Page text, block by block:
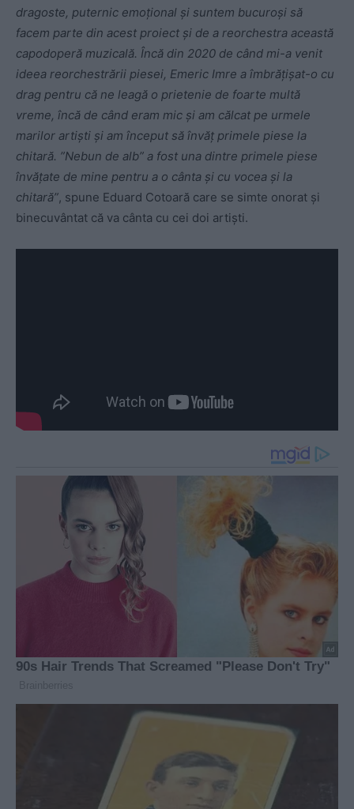
dragoste, puternic emoțional și suntem bucuroși să
facem parte din acest proiect și de a reorchestra această
capodoperă muzicală. Încă din 2020 de când mi-a venit
ideea reorchestrării piesei, Emeric Imre a îmbrățișat-o cu
drag pentru că ne leagă o prietenie de foarte multă
vreme, încă de când eram mic și am călcat pe urmele
marilor artiști și am început să învăț primele piese la
chitară. ”Nebun de alb” a fost una dintre primele piese
învățate de mine pentru a o cânta și cu vocea și la
chitară”, spune Eduard Cotoară care se simte onorat și
binecuvântat că va cânta cu cei doi artiști.